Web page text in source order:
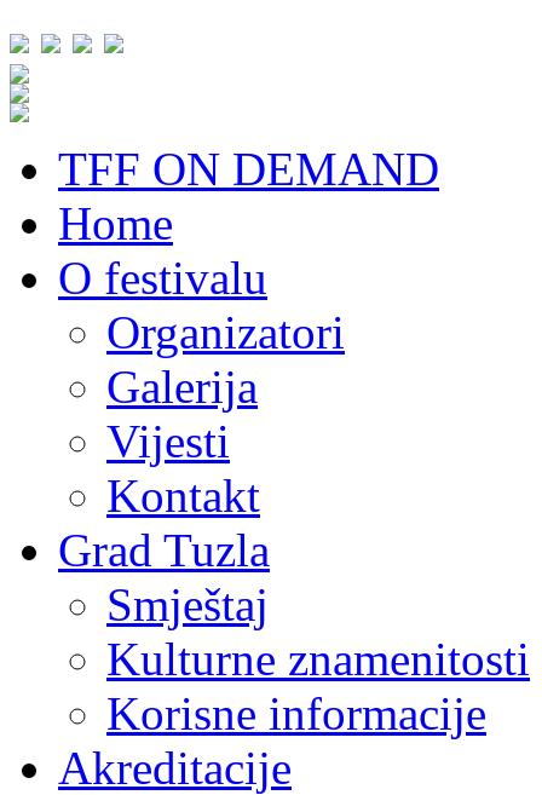
TFF ON DEMAND
Home
O festivalu
Organizatori
Galerija
Vijesti
Kontakt
Grad Tuzla
Smještaj
Kulturne znamenitosti
Korisne informacije
Akreditacije